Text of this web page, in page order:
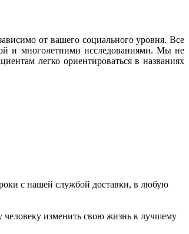
от вашего социального уровня. Все
и многолетними исследованиями. Мы не
легко ориентироваться в названиях
с нашей службой доставки, в любую
изменить свою жизнь к лучшему